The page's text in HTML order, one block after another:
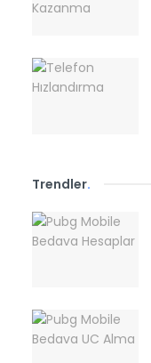
Trendler.